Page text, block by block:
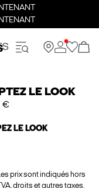
LE LOOK
€
LE LOOK
prix sont indiqués hors
TVA, droits et autres taxes.